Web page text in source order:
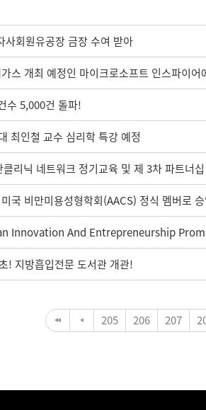
사회원유공장 금장 수여 받아
스 개최 예정인 마이크로소프트 인스파이어
수 5,000건 돌파!
최인철 교수 심리학 특강 예정
리닉 네트워크 정기교육 및 제 3차 파트너
국 비만미용성형학회(AACS) 정식 멤버로
Innovation And Entrepreneurship
! 지방흡입전문 도서관 개관!
205 206 207